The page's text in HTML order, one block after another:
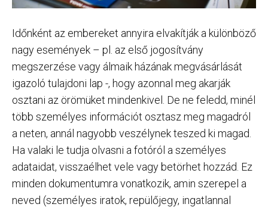
Időnként az embereket annyira elvakítják a különböző
nagy események – pl. az első jogosítvány
megszerzése vagy álmaik házának megvásárlását
igazoló tulajdoni lap -, hogy azonnal meg akarják
osztani az örömüket mindenkivel. De ne feledd, minél
több személyes információt osztasz meg magadról
a neten, annál nagyobb veszélynek teszed ki magad.
Ha valaki le tudja olvasni a fotóról a személyes
adataidat, visszaélhet vele vagy betörhet hozzád. Ez
minden dokumentumra vonatkozik, amin szerepel a
neved (személyes iratok, repülőjegy, ingatlannal